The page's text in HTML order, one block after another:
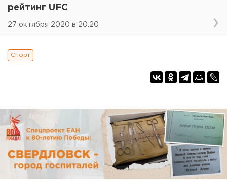
рейтинг UFC
27 октября 2020 в 20:20
Спорт